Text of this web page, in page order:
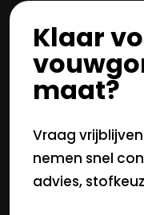
Klaar
maat?
Vraag
nemen snel
advies,